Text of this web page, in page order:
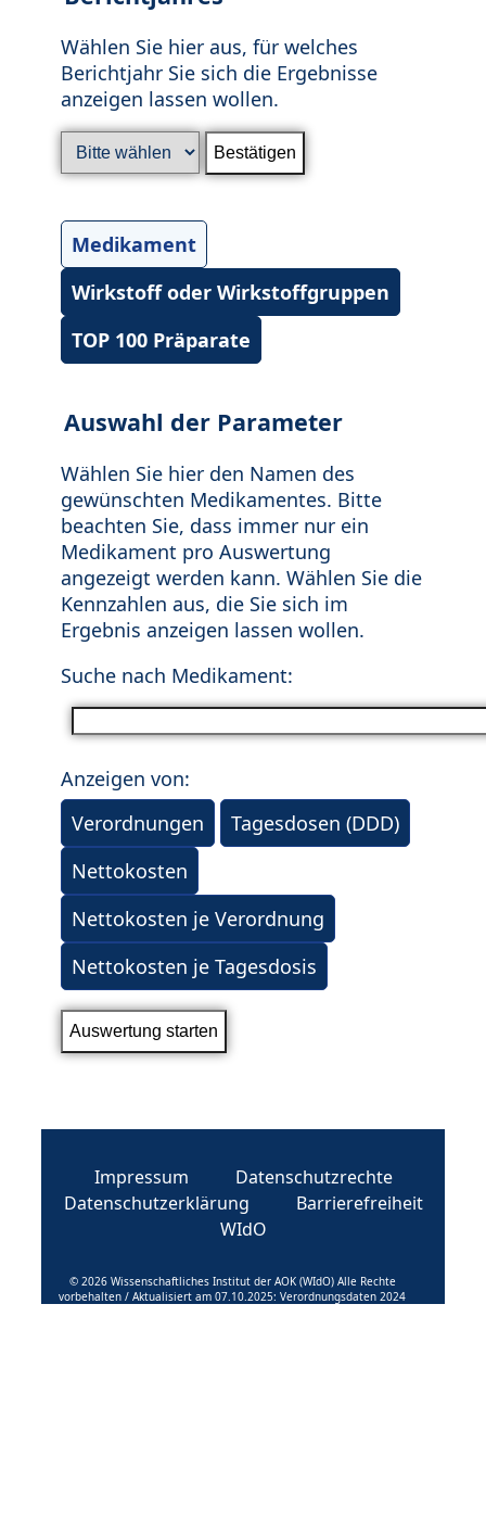
Wählen Sie hier aus, für welches
Berichtjahr Sie sich die Ergebnisse
anzeigen lassen wollen.
Medikament
Wirkstoff oder Wirkstoffgruppen
TOP 100 Präparate
Auswahl der Parameter
Wählen Sie hier den Namen des
gewünschten Medikamentes. Bitte
beachten Sie, dass immer nur ein
Medikament pro Auswertung
angezeigt werden kann. Wählen Sie die
Kennzahlen aus, die Sie sich im
Ergebnis anzeigen lassen wollen.
Suche nach Medikament:
Anzeigen von:
Verordnungen
Tagesdosen (DDD)
Nettokosten
Nettokosten je Verordnung
Nettokosten je Tagesdosis
Impressum
Datenschutzrechte
Datenschutzerklärung
Barrierefreiheit
WIdO
© 2026 Wissenschaftliches Institut der AOK (WIdO) Alle Rechte
vorbehalten / Aktualisiert am 07.10.2025: Verordnungsdaten 2024